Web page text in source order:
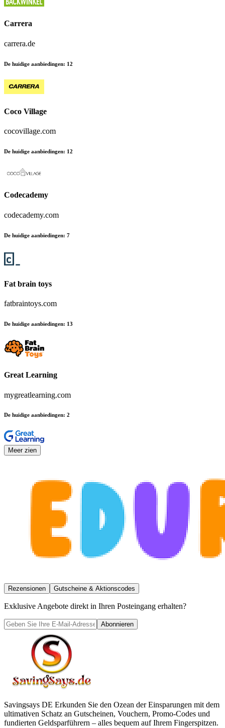
Carrera
carrera.de
De huidige aanbiedingen: 12
Coco Village
cocovillage.com
De huidige aanbiedingen: 12
Codecademy
codecademy.com
De huidige aanbiedingen: 7
Fat brain toys
fatbraintoys.com
De huidige aanbiedingen: 13
Great Learning
mygreatlearning.com
De huidige aanbiedingen: 2
Meer zien
Rezensionen Gutscheine & Aktionscodes
Exklusive Angebote direkt in Ihren Posteingang erhalten?
Abonnieren
Savingsays DE Erkunden Sie den Ozean der Einsparungen mit dem
ultimativen Schatz an Gutscheinen, Vouchern, Promo-Codes und
fundierten Geldsparführern – alles bequem auf Ihrem Fingerspitzen.